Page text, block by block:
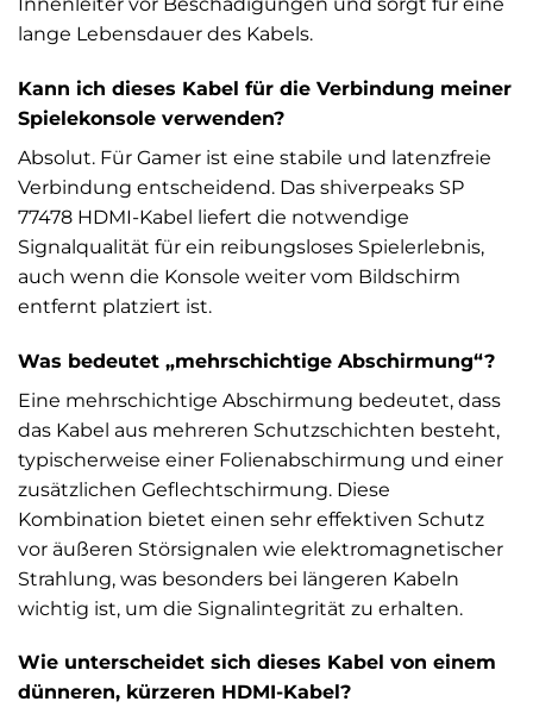
lange Lebensdauer des Kabels.
Kann ich dieses Kabel für die Verbindung meiner
Spielekonsole verwenden?
Absolut. Für Gamer ist eine stabile und latenzfreie
Verbindung entscheidend. Das shiverpeaks SP
77478 HDMI-Kabel liefert die notwendige
Signalqualität für ein reibungsloses Spielerlebnis,
auch wenn die Konsole weiter vom Bildschirm
entfernt platziert ist.
Was bedeutet „mehrschichtige Abschirmung“?
Eine mehrschichtige Abschirmung bedeutet, dass
das Kabel aus mehreren Schutzschichten besteht,
typischerweise einer Folienabschirmung und einer
zusätzlichen Geflechtschirmung. Diese
Kombination bietet einen sehr effektiven Schutz
vor äußeren Störsignalen wie elektromagnetischer
Strahlung, was besonders bei längeren Kabeln
wichtig ist, um die Signalintegrität zu erhalten.
Wie unterscheidet sich dieses Kabel von einem
dünneren, kürzeren HDMI-Kabel?